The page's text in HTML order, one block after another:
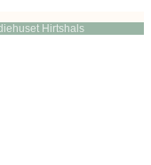
Hirtshals